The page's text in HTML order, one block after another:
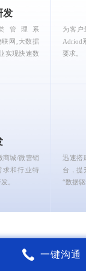
What can Ruizhi
发
管理系
联网,大数据
实现快速数
为客户
Adriod
要求。
商城/微营销
求和行业特
。
迅速搭
台，提
“数据
锐智互动核心
一键沟通